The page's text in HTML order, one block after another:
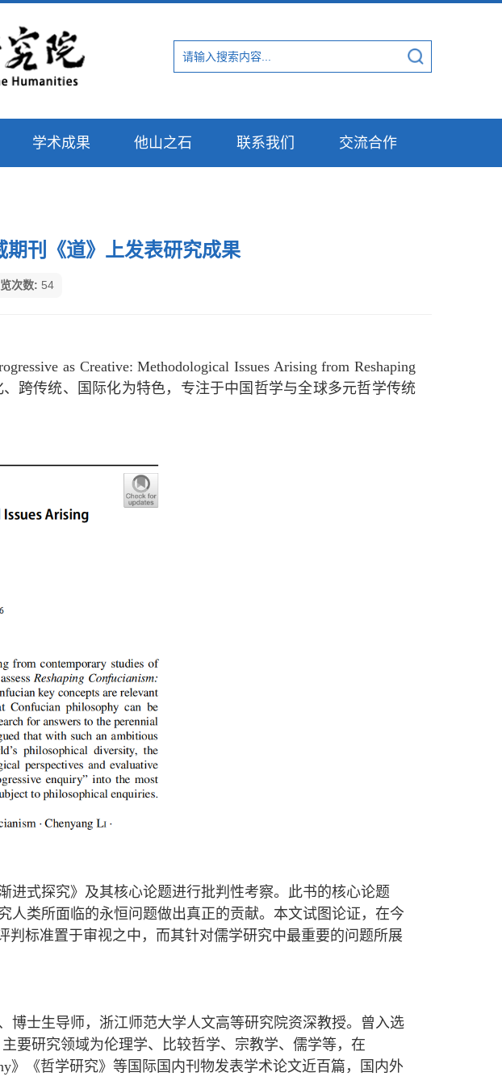
学术成果 他山之石 联系我们 交流合作
刊《道》上发表研究成果
次数: 54
as Creative: Methodological Issues Arising from Reshaping
跨传统、国际化为特色，专注于中国哲学与全球多元哲学传统
式探究》及其核心论题进行批判性考察。此书的核心论题
类所面临的永恒问题做出真正的贡献。本文试图论证，在今
标准置于审视之中，而其针对儒学研究中最重要的问题所展
博士生导师，浙江师范大学人文高等研究院资深教授。曾入选
要研究领域为伦理学、比较哲学、宗教学、儒学等，在
》《哲学研究》等国际国内刊物发表学术论文近百篇，国内外